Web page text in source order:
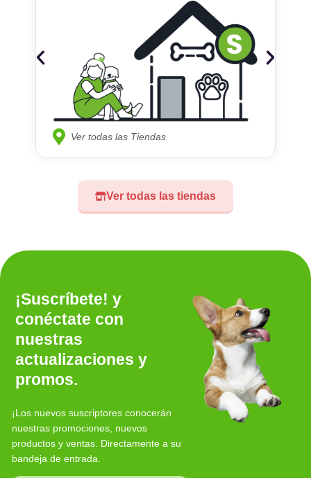
Ver todas las tiendas
Ver todas las Tiendas
¡Suscríbete! y
conéctate con
nuestras
actualizaciones y
promos.
¡Los nuevos suscriptores conocerán
nuestras promociones, nuevos
productos y ventas. Directamente a su
bandeja de entrada.